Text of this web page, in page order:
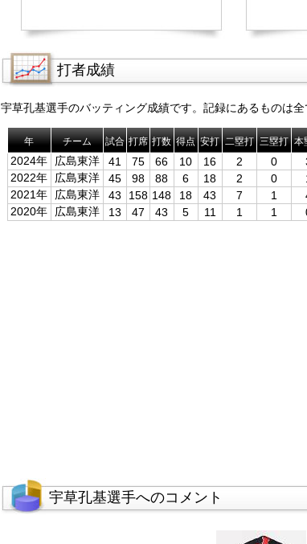
打者成績
宇草孔基選手のバッティング成績です。記録にあるものは全
年 チーム 試合 打席 打数 得点 安打 二塁打 三塁打 本
2024年 広島東洋 41 75 66 10 16 2 0
2022年
広島東洋 45 98 88 6 18 2 0
2021年
広島東洋 43 158 148 18 43 7 1
2020年
広島東洋 13 47 43 5 11 1 1
宇草孔基選手へのコメント